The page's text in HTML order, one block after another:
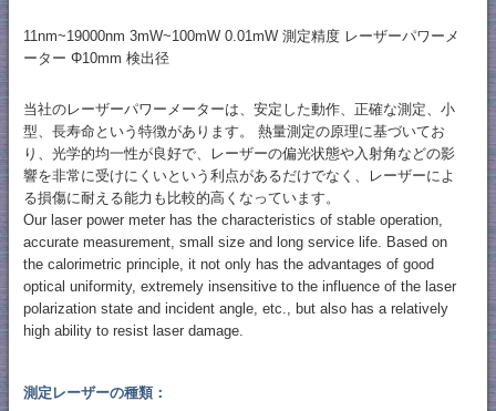
11nm~19000nm 3mW~100mW 0.01mW 測定精度 レーザーパワーメ
ーター Φ10mm 検出径
当社のレーザーパワーメーターは、安定した動作、正確な測定、小
型、長寿命という特徴があります。 熱量測定の原理に基づいてお
り、光学的均一性が良好で、レーザーの偏光状態や入射角などの影
響を非常に受けにくいという利点があるだけでなく、レーザーによ
る損傷に耐える能力も比較的高くなっています。
Our laser power meter has the characteristics of stable operation,
accurate measurement, small size and long service life. Based on
the calorimetric principle, it not only has the advantages of good
optical uniformity, extremely insensitive to the influence of the laser
polarization state and incident angle, etc., but also has a relatively
high ability to resist laser damage.
測定レーザーの種類：